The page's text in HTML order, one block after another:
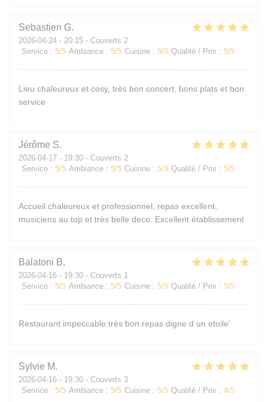
Sebastien G
2026-04-24 - 20:15 - Couverts 2
Service : 5/5 Ambiance : 5/5 Cuisine : 5/5 Qualité / Prix : 5/5
Lieu chaleureux et cosy, très bon concert, bons plats et bon
service
Jérôme S
2026-04-17 - 19:30 - Couverts 2
Service : 5/5 Ambiance : 5/5 Cuisine : 5/5 Qualité / Prix : 5/5
Accueil chaleureux et professionnel, repas excellent,
musiciens au top et très belle deco. Excellent établissement
Balatoni B
2026-04-16 - 19:30 - Couverts 1
Service : 5/5 Ambiance : 5/5 Cuisine : 5/5 Qualité / Prix : 5/5
Restaurant impeccable très bon repas digne d un etoile'
Sylvie M
2026-04-16 - 19:30 - Couverts 3
Service : 5/5 Ambiance : 5/5 Cuisine : 5/5 Qualité / Prix : 4/5